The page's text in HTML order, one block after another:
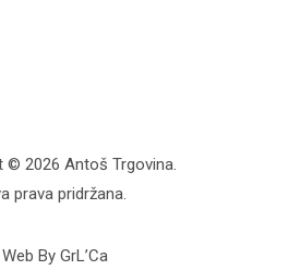
© 2026 Antoš Trgovina.
prava pridržana.
Web By GrL’Ca